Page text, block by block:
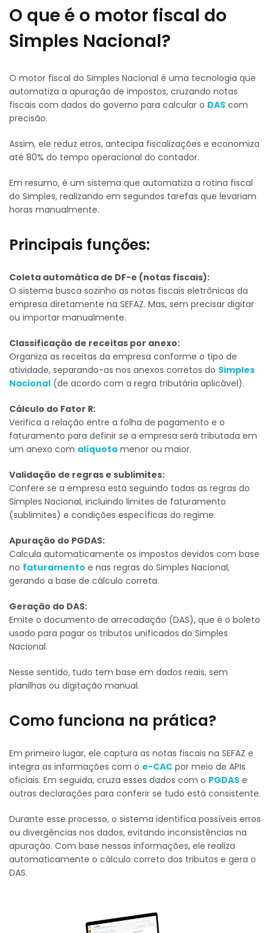
O que é o motor fiscal do
Simples Nacional?
O motor fiscal do Simples Nacional é uma tecnologia que
automatiza a apuração de impostos, cruzando notas
fiscais com dados do governo para calcular o DAS com
precisão.
Assim, ele reduz erros, antecipa fiscalizações e economiza
até 80% do tempo operacional do contador.
Em resumo, é um sistema que automatiza a rotina fiscal
do Simples, realizando em segundos tarefas que levariam
horas manualmente.
Principais funções:
Coleta automática de DF-e (notas fiscais):
O sistema busca sozinho as notas fiscais eletrônicas da
empresa diretamente na SEFAZ. Mas, sem precisar digitar
ou importar manualmente.
Classificação de receitas por anexo:
Organiza as receitas da empresa conforme o tipo de
atividade, separando-as nos anexos corretos do Simples
Nacional (de acordo com a regra tributária aplicável).
Cálculo do Fator R:
Verifica a relação entre a folha de pagamento e o
faturamento para definir se a empresa será tributada em
um anexo com alíquota menor ou maior.
Validação de regras e sublimites:
Confere se a empresa está seguindo todas as regras do
Simples Nacional, incluindo limites de faturamento
(sublimites) e condições específicas do regime.
Apuração do PGDAS:
Calcula automaticamente os impostos devidos com base
no faturamento e nas regras do Simples Nacional,
gerando a base de cálculo correta.
Geração do DAS:
Emite o documento de arrecadação (DAS), que é o boleto
usado para pagar os tributos unificados do Simples
Nacional.
Nesse sentido, tudo tem base em dados reais, sem
planilhas ou digitação manual.
Como funciona na prática?
Em primeiro lugar, ele captura as notas fiscais na SEFAZ e
integra as informações com o e-CAC por meio de APIs
oficiais. Em seguida, cruza esses dados com o PGDAS e
outras declarações para conferir se tudo está consistente.
Durante esse processo, o sistema identifica possíveis erros
ou divergências nos dados, evitando inconsistências na
apuração. Com base nessas informações, ele realiza
automaticamente o cálculo correto dos tributos e gera o
DAS.